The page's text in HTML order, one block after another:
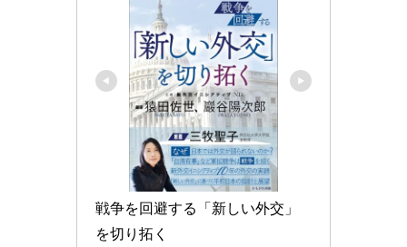
戦争を回避する「新しい外交」
を切り拓く